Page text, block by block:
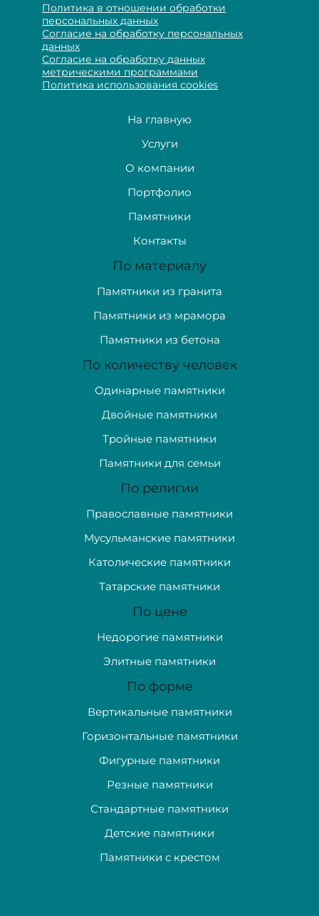
Политика в отношении обработки
персональных данных
Согласие на обработку персональных
данных
Согласие на обработку данных
метрическими программами
Политика использования cookies
На главную
Услуги
О компании
Портфолио
Памятники
Контакты
По материалу
Памятники из гранита
Памятники из мрамора
Памятники из бетона
По количеству человек
Одинарные памятники
Двойные памятники
Тройные памятники
Памятники для семьи
По религии
Православные памятники
Мусульманские памятники
Католические памятники
Татарские памятники
По цене
Недорогие памятники
Элитные памятники
По форме
Вертикальные памятники
Горизонтальные памятники
Фигурные памятники
Резные памятники
Стандартные памятники
Детские памятники
Памятники с крестом